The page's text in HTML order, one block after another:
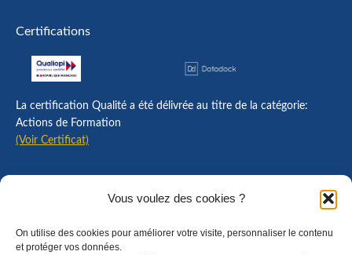
Vous voulez des cookies ?
On utilise des cookies pour améliorer votre visite, personnaliser le contenu
et protéger vos données.
Certifications
La certification Qualité a été délivrée au titre de la catégorie:
Actions de Formation
(Voir Certificat)
Règlement intérieur